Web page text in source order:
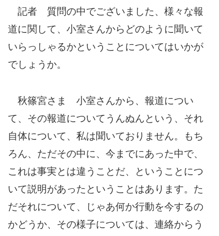
記者 質問の中でございました、様々な報
道に関して、小室さんからどのように聞いて
いらっしゃるかということについてはいかが
でしょうか。
秋篠宮さま 小室さんから、報道につい
て、その報道についてうんぬんという、それ
自体について、私は聞いておりません。もち
ろん、ただその中に、今までにあった中で、
これは事実とは違うことだ、ということにつ
いて説明があったということはあります。た
だそれについて、じゃあ何か行動を今するの
かどうか、その様子については、連絡からう